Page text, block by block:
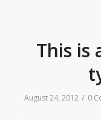
This is
August 24, 2012 / 0